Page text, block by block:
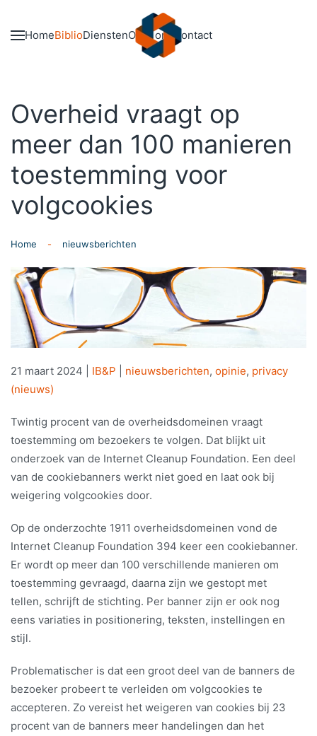
Skip to main content
HomeBiblioDienstenOver onsContact
Overheid vraagt op
meer dan 100 manieren
toestemming voor
volgcookies
Home nieuwsberichten
21 maart 2024 IB&P nieuwsberichten, opinie, privacy
(nieuws)
Twintig procent van de overheidsdomeinen vraagt
toestemming om bezoekers te volgen. Dat blijkt uit
onderzoek van de Internet Cleanup Foundation. Een deel
van de cookiebanners werkt niet goed en laat ook bij
weigering volgcookies door.
Op de onderzochte 1911 overheidsdomeinen vond de
Internet Cleanup Foundation 394 keer een cookiebanner.
Er wordt op meer dan 100 verschillende manieren om
toestemming gevraagd, daarna zijn we gestopt met
tellen, schrijft de stichting. Per banner zijn er ook nog
eens variaties in positionering, teksten, instellingen en
stijl.
Problematischer is dat een groot deel van de banners de
bezoeker probeert te verleiden om volgcookies te
accepteren. Zo vereist het weigeren van cookies bij 23
procent van de banners meer handelingen dan het